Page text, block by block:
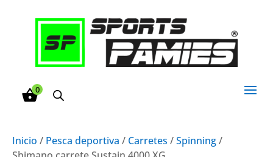
0
Inicio / Pesca deportiva / Carretes /Spinning/